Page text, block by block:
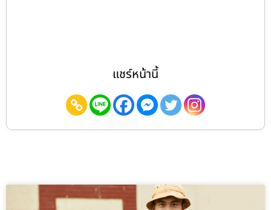
แชร์หน้านี้